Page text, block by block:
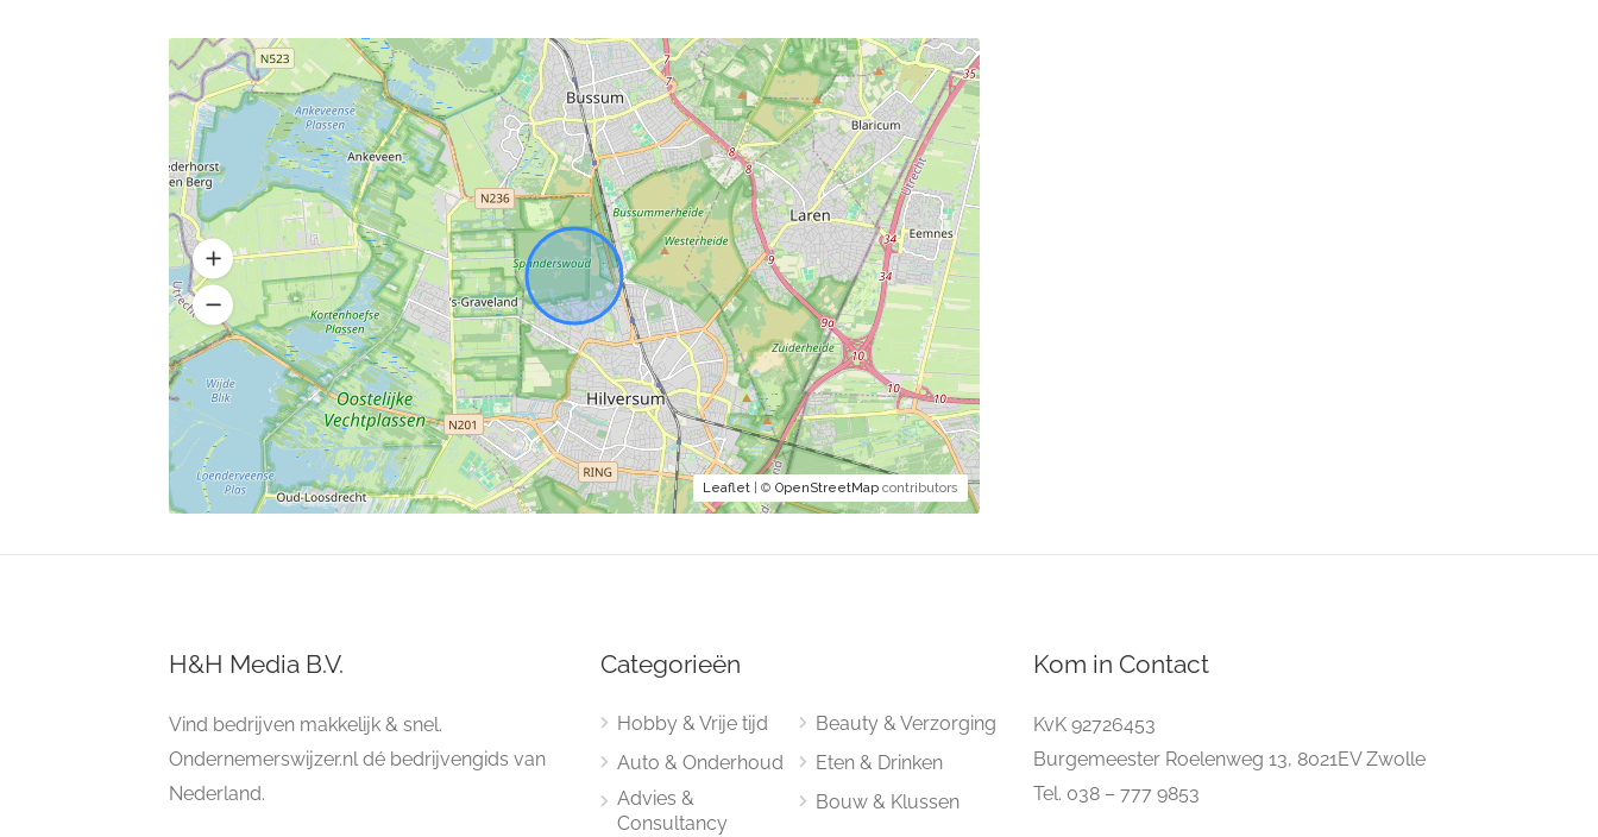
Leaflet| © OpenStreetMapcontributors
H&H Media B.V.
Vind bedrijven makkelijk & snel.
Ondernemerswijzer.nl dé bedrijvengids van
Nederland.
Categorieën
Hobby & Vrije tijd
Auto & Onderhoud
Advies &
Consultancy
Beauty & Verzorging
Eten & Drinken
Bouw & Klussen
Kom in Contact
KvK 92726453
Burgemeester Roelenweg 13, 8021EV Zwolle
Tel. 038 – 777 9853